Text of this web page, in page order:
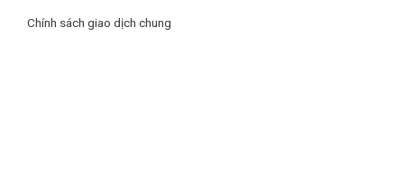
Chính sách giao dịch chung